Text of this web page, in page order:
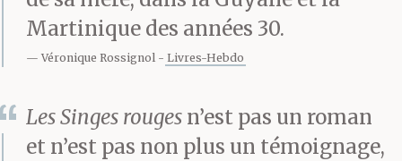
faire semblant d’écrire.
Elle écrivait des lettres
parce qu’elle était loin.
Martinique des années 30.
Véronique Rossignol Livres-Hebdo
Les Singes rouges n’est pas un roman
et n’est pas non plus un témoignage,